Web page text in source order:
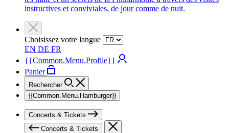
instructives et conviviales, de jour comme de nuit.
Choisissez votre langue
EN DE FR
{{Common.Menu.Profile}}
Panier
Rechercher
{{Common.Menu.Hamburger}}
Concerts & Tickets
Concerts & Tickets